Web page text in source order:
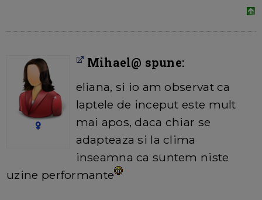
Mihael@ spune:
eliana, si io am observat ca
laptele de inceput este mult
mai apos, daca chiar se
adapteaza si la clima
inseamna ca suntem niste
uzine performante